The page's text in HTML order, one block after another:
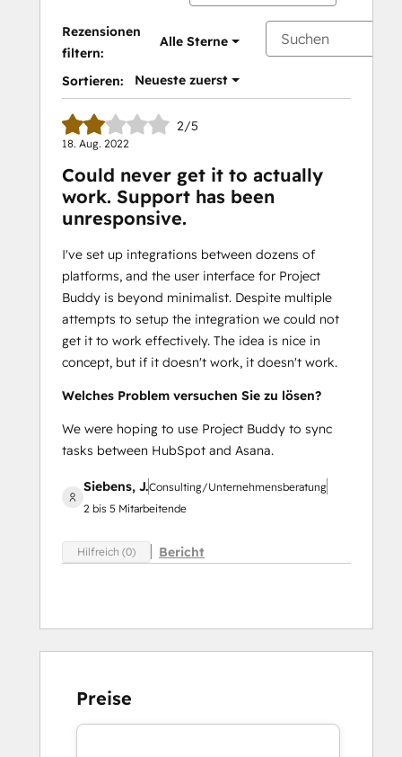
Rezensionen
filtern:
Alle Sterne
Sortieren: Neueste zuerst
2/5
18. Aug. 2022
Could never get it to actually
work. Support has been
unresponsive.
I've set up integrations between dozens of
platforms, and the user interface for Project
Buddy is beyond minimalist. Despite multiple
attempts to setup the integration we could not
get it to work effectively. The idea is nice in
concept, but if it doesn't work, it doesn't work.
Welches Problem versuchen Sie zu lösen?
We were hoping to use Project Buddy to sync
tasks between HubSpot and Asana.
Siebens, J.Consulting/Unternehmensberatung
2 bis 5 Mitarbeitende
Hilfreich (0) Bericht
Preise